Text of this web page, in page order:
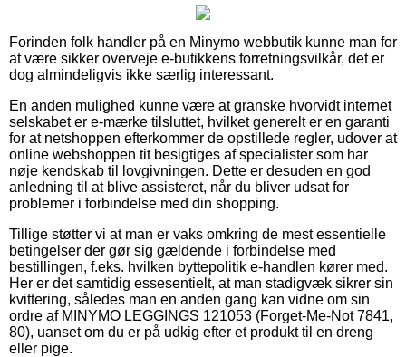
Forinden folk handler på en Minymo webbutik kunne man for
at være sikker overveje e-butikkens forretningsvilkår, det er
dog almindeligvis ikke særlig interessant.
En anden mulighed kunne være at granske hvorvidt internet
selskabet er e-mærke tilsluttet, hvilket generelt er en garanti
for at netshoppen efterkommer de opstillede regler, udover at
online webshoppen tit besigtiges af specialister som har
nøje kendskab til lovgivningen. Dette er desuden en god
anledning til at blive assisteret, når du bliver udsat for
problemer i forbindelse med din shopping.
Tillige støtter vi at man er vaks omkring de mest essentielle
betingelser der gør sig gældende i forbindelse med
bestillingen, f.eks. hvilken byttepolitik e-handlen kører med.
Her er det samtidig essesentielt, at man stadigvæk sikrer sin
kvittering, således man en anden gang kan vidne om sin
ordre af MINYMO LEGGINGS 121053 (Forget-Me-Not 7841,
80), uanset om du er på udkig efter et produkt til en dreng
eller pige.